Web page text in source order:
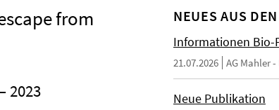
from
– 2023
NEUES AUS
Informationen Bio-
21.07.2026 AG Mahler
Neue Publikation